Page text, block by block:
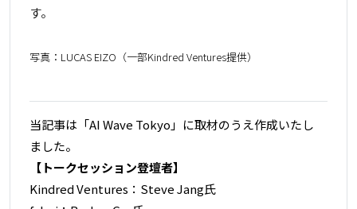
す。
写真：LUCAS EIZO（一部Kindred Ventures提供）
当記事は「AI Wave Tokyo」に取材のうえ作成いたし
ました。
【トークセッション登壇者】
Kindred Ventures：Steve Jang氏